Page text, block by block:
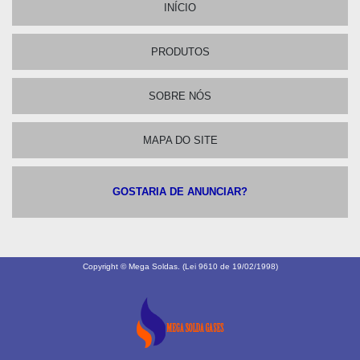
INÍCIO
PRODUTOS
SOBRE NÓS
MAPA DO SITE
GOSTARIA DE ANUNCIAR?
Copyright © Mega Soldas. (Lei 9610 de 19/02/1998)